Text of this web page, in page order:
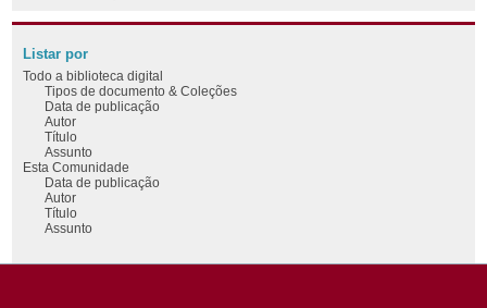
Listar por
Todo a biblioteca digital
Tipos de documento & Coleções
Data de publicação
Autor
Título
Assunto
Esta Comunidade
Data de publicação
Autor
Título
Assunto